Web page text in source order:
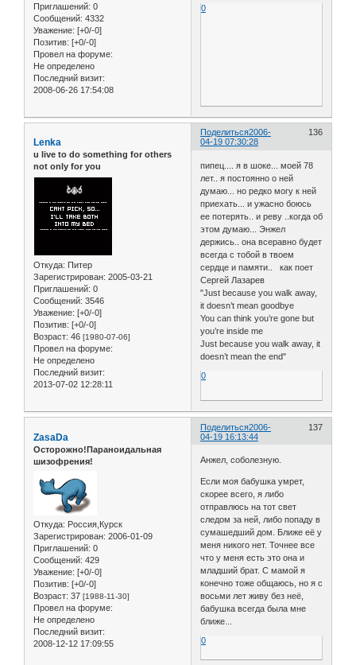
Приглашений: 0
Сообщений: 4332
Уважение: [+0/-0]
Позитив: [+0/-0]
Провел на форуме:
Не определено
Последний визит:
2008-06-26 17:54:08
0
Поделиться 136
2006-
04-19 07:30:28
Lenka
u live to do something for others
not only for you
Откуда: Питер
Зарегистрирован: 2005-03-21
Приглашений: 0
Сообщений: 3546
Уважение: [+0/-0]
Позитив: [+0/-0]
Возраст: 46 [1980-07-06]
Провел на форуме:
Не определено
Последний визит:
2013-07-02 12:28:11
пипец.... я в шоке... моей 78
лет.. я постоянно о ней
думаю... но редко могу к ней
приехать... и ужасно боюсь
ее потерять.. и реву ..когда об
этом думаю... Энжел
держись.. она всеравно будет
всегда с тобой в твоем
сердце и памяти.. как поет
Сергей Лазарев
"Just because you walk away,
it doesn’t mean goodbye
You can think you’re gone but
you’re inside me
Just because you walk away, it
doesn’t mean the end"
0
Поделиться 137
2006-
04-19 16:13:44
ZasaDa
Осторожно!Параноидальная
шизофрения!
Откуда: Россия,Курск
Зарегистрирован: 2006-01-09
Приглашений: 0
Сообщений: 429
Уважение: [+0/-0]
Позитив: [+0/-0]
Возраст: 37 [1988-11-30]
Провел на форуме:
Не определено
Последний визит:
2008-12-12 17:09:55
Анжел, соболезную.
Если моя бабушка умрет,
скорее всего, я либо
отправлюсь на тот свет
следом за ней, либо попаду в
сумашедший дом. Ближе её у
меня никого нет. Точнее все
что у меня есть это она и
младший брат. С мамой я
конечно тоже общаюсь, но я с
восьми лет живу без неё,
бабушка всегда была мне
ближе...
0